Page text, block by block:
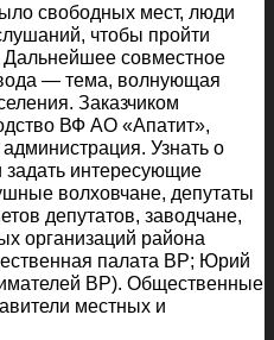
свободных мест, люди
чтобы пройти
совместное
— тема, волнующая
Заказчиком
ВФ АО «Апатит»,
Узнать о
интересующие
волховчане, депутаты
депутатов, заводчане,
организаций района
палата ВР; Юрий
ВР). Общественные
местных и